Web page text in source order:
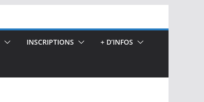
INSCRIPTIONS + D’INFOS